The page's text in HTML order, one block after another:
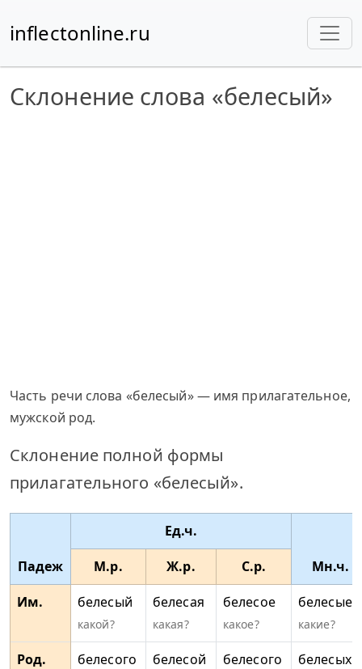
inflectonline.ru
Склонение слова «белесый»
Часть речи слова «белесый» — имя прилагательное,
мужской род.
Склонение полной формы
прилагательного «белесый».
Падеж
Ед.ч.
Мн.ч.
М.р. Ж.р.
С.р.
Им.
белесый
какой?
белесая
какая?
белесое
какое?
белесые
какие?
Род. белесого белесой белесого белесых